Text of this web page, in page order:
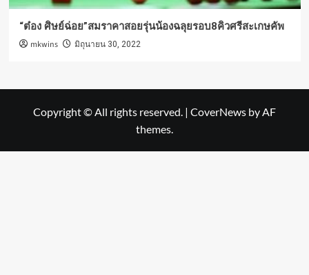
“ต๋อง ศิษย์ฉ่อย”สมราคาสอยรุ่นน้องฉลุยรอบ8คิวศรีสะเกษคัพ
mkwins มิถุนายน 30, 2022
Copyright © All rights reserved. | CoverNews by AF
themes.